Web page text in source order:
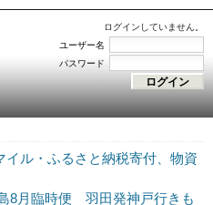
ログインしていません。
ユーザー名
パスワード
ル・ふるさと納税寄付、物資
8月臨時便 羽田発神戸行きも